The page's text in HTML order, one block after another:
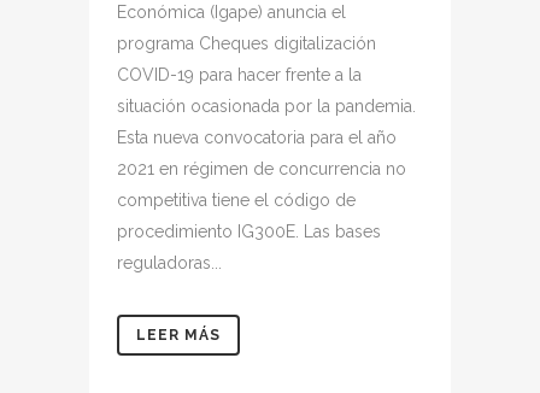
Económica (Igape) anuncia el
programa Cheques digitalización
COVID-19 para hacer frente a la
situación ocasionada por la pandemia.
Esta nueva convocatoria para el año
2021 en régimen de concurrencia no
competitiva tiene el código de
procedimiento IG300E. Las bases
reguladoras...
LEER MÁS